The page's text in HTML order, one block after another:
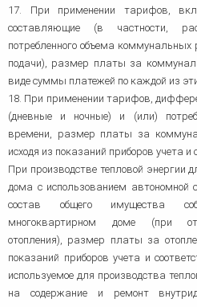
17. При применении тарифов,
составляющие (в частности,
потребленного объема коммунальных
подачи), размер платы за
виде суммы платежей по каждой из
18. При применении тарифов,
(дневные и ночные) и (или)
времени, размер платы за
исходя из показаний приборов учета
При производстве тепловой энергии
дома с использованием автономной
состав общего имущества
многоквартирном доме (при
отопления), размер платы за
показаний приборов учета и
используемое для производства
на содержание и ремонт